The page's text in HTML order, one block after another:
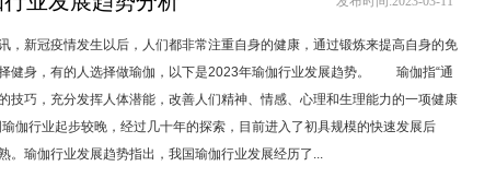
，新冠疫情发生以后，人们都非常注重自身的健康，通过锻炼来提高自身的免
健身，有的人选择做瑜伽，以下是2023年瑜伽行业发展趋势。 瑜伽指“通
技巧，充分发挥人体潜能，改善人们精神、情感、心理和生理能力的一项健康
行业起步较晚，经过几十年的探索，目前进入了初具规模的快速发展后
。瑜伽行业发展趋势指出，我国瑜伽行业发展经历了...